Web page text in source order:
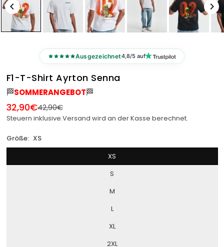
Ausgezeichnet4,8/5 auf
F1-T-Shirt Ayrton Senna
🏁SOMMERANGEBOT🏁
Normaler
Preis
32,90€42,90€
Steuern inklusive.Versand wird an der Kasse berechnet.
Größe: XS
XS
S
M
L
XL
2XL